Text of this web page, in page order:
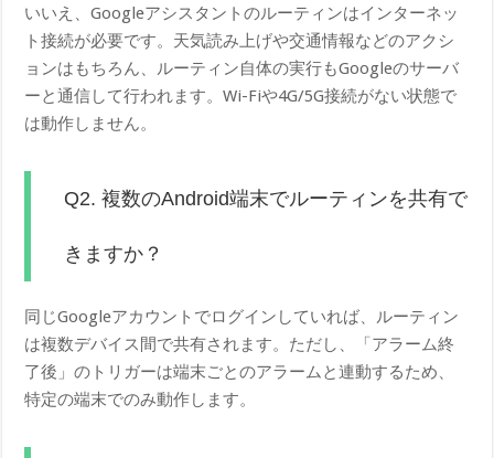
いいえ、Googleアシスタントのルーティンはインターネッ
ト接続が必要です。天気読み上げや交通情報などのアクシ
ョンはもちろん、ルーティン自体の実行もGoogleのサーバ
ーと通信して行われます。Wi-Fiや4G/5G接続がない状態で
は動作しません。
Q2. 複数のAndroid端末でルーティンを共有で
きますか？
同じGoogleアカウントでログインしていれば、ルーティン
は複数デバイス間で共有されます。ただし、「アラーム終
了後」のトリガーは端末ごとのアラームと連動するため、
特定の端末でのみ動作します。